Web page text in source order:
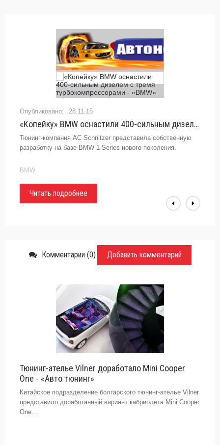
28.11.15
«Копейку» BMW оснастили 400-сильным дизелем с тремя турбокомпрессорами - «BMW»
Тюнинг-компания AC Schnitzer представила собственную
разработку на базе BMW 1-Series нового поколения.
BMW
Читать подробнее
Комментарии (0) Добавить комментарий
Тюнинг-ателье Vilner доработало Mini Cooper
One - «Авто тюнинг»
Китайское подразделение болгарского тюнинг-ателье Vilner
представило доработанный вариант кабриолета Mini Cooper
One....